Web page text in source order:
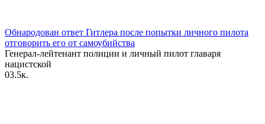
Обнародован ответ Гитлера после попытки личного пилота
отговорить его от самоубийства
Генерал-лейтенант полиции и личный пилот главаря
нацистской
03.5к.